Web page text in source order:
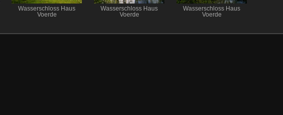
Wasserschloss Haus
Voerde
Wasserschloss Haus
Voerde
Wasserschloss Haus
Voerde